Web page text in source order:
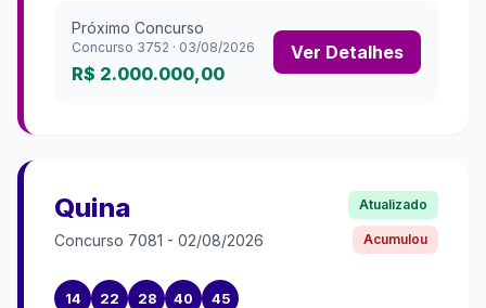
Próximo Concurso
Concurso 3752 · 03/08/2026
R$ 2.000.000,00
Ver Detalhes
Quina
Concurso 7081 - 02/08/2026
Atualizado
Acumulou
14 22 28 40 45